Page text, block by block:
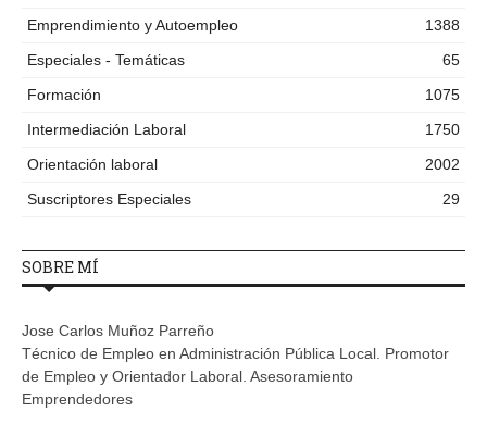
Emprendimiento y Autoempleo
1388
Especiales - Temáticas
65
Formación
1075
Intermediación Laboral
1750
Orientación laboral
2002
Suscriptores Especiales
29
SOBRE MÍ
Jose Carlos Muñoz Parreño
Técnico de Empleo en Administración Pública Local. Promotor
de Empleo y Orientador Laboral. Asesoramiento
Emprendedores